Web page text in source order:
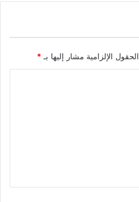
الحقول الإلزامية مشار إليها بـ *